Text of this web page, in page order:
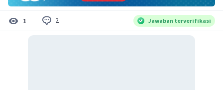
1 2 Jawaban terverifikasi